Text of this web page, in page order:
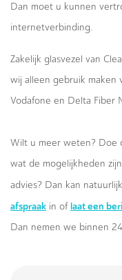
Dan moet u kunnen
internetverbinding.
Zakelijk glasvezel van
wij alleen gebruik maken
Vodafone en Delta Fiber
Wilt u meer weten? Doe
wat de mogelijkheden
advies? Dan kan
afspraak in of laat een
Dan nemen we binnen